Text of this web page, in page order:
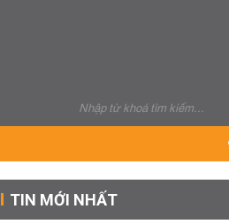
TIN MỚI NHẤT